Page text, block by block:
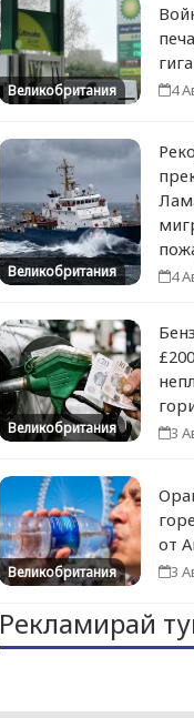
Великобритания 4
Великобритания 4
Великобритания 3
Великобритания
от
3
Рекламирай